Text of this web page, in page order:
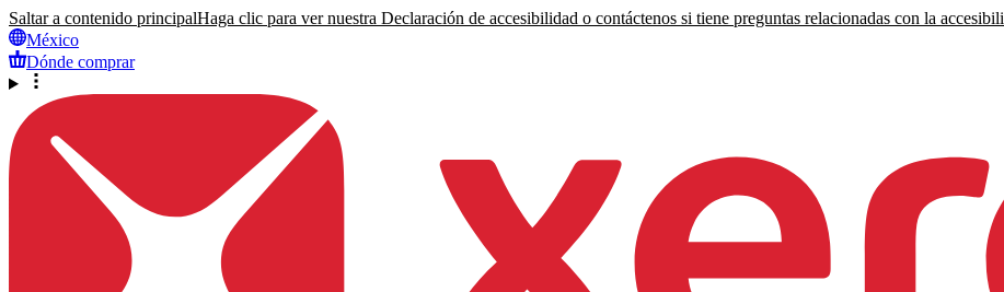
Saltar a contenido principalHaga clic para ver nuestra Declaración de accesibilidad o contáctenos si tiene preguntas relacionadas con la
México
Dónde comprar